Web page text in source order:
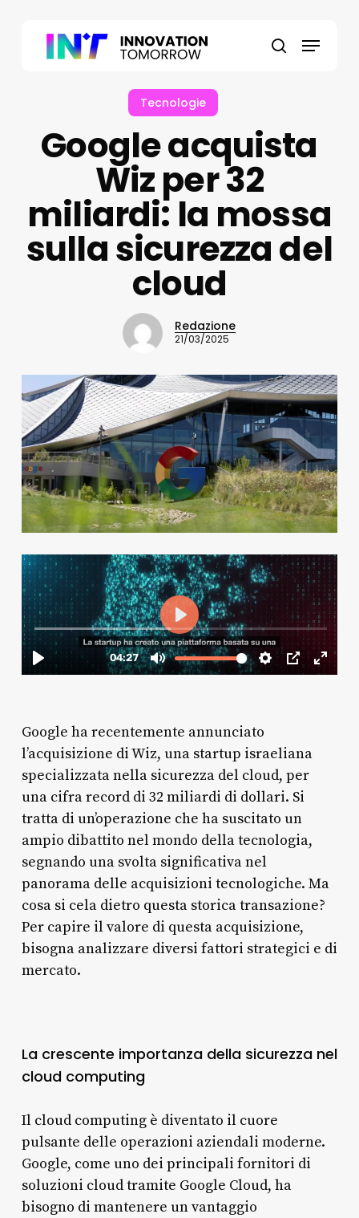
search
Menu
Tecnologie
Google acquista
Wiz per 32
miliardi: la mossa
sulla sicurezza del
cloud
Redazione
21/03/2025
Google ha recentemente annunciato
l’acquisizione di Wiz, una startup israeliana
specializzata nella sicurezza del cloud, per
una cifra record di 32 miliardi di dollari. Si
tratta di un’operazione che ha suscitato un
ampio dibattito nel mondo della tecnologia,
segnando una svolta significativa nel
panorama delle acquisizioni tecnologiche. Ma
cosa si cela dietro questa storica transazione?
Per capire il valore di questa acquisizione,
bisogna analizzare diversi fattori strategici e di
mercato.
La crescente importanza della sicurezza nel
cloud computing
Il cloud computing è diventato il cuore
pulsante delle operazioni aziendali moderne.
Google, come uno dei principali fornitori di
soluzioni cloud tramite Google Cloud, ha
bisogno di mantenere un vantaggio